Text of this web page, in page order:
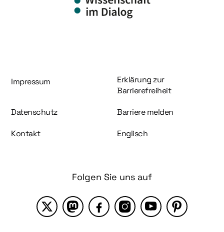
Information und Service
Impressum
Erklärung zur
Barrierefreiheit
Datenschutz Barriere melden
Kontakt Englisch
Folgen Sie uns auf